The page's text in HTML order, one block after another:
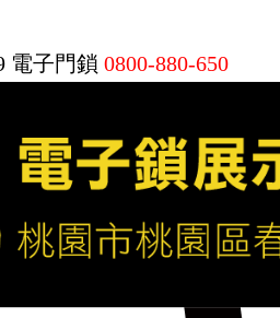
電子門鎖 0800-880-650